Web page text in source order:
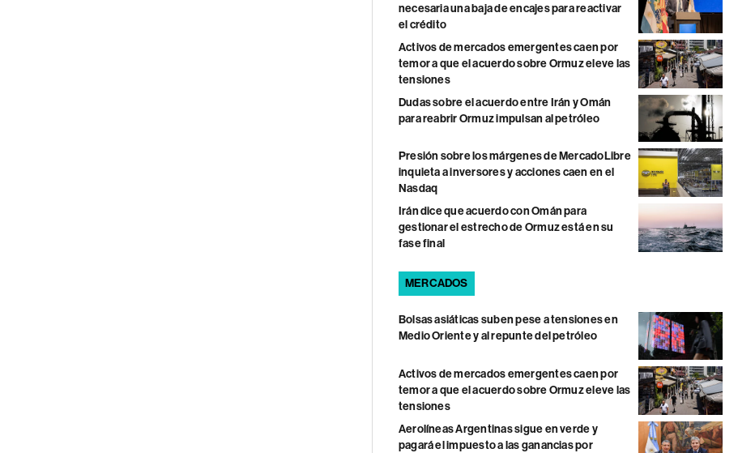
necesaria una baja de encajes para reactivar
el crédito
Activos de mercados emergentes caen por
temor a que el acuerdo sobre Ormuz eleve las
tensiones
Dudas sobre el acuerdo entre Irán y Omán
para reabrir Ormuz impulsan al petróleo
Presión sobre los márgenes de MercadoLibre
inquieta a inversores y acciones caen en el
Nasdaq
Irán dice que acuerdo con Omán para
gestionar el estrecho de Ormuz está en su
fase final
MERCADOS
Bolsas asiáticas suben pese a tensiones en
Medio Oriente y al repunte del petróleo
Activos de mercados emergentes caen por
temor a que el acuerdo sobre Ormuz eleve las
tensiones
Aerolíneas Argentinas sigue en verde y
pagará el impuesto a las ganancias por